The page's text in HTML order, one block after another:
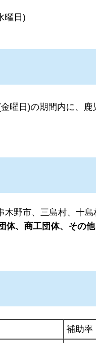
曜日)
曜日)の期間内に、
野市、三島村、十
体、商工団体、その
補助率